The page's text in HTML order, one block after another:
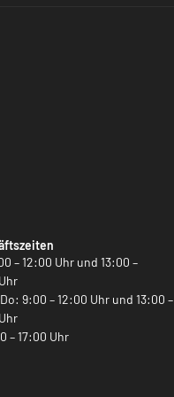
– 12:00 Uhr und 13:00 –
9:00 – 12:00 Uhr und 13:00 –
– 17:00 Uhr